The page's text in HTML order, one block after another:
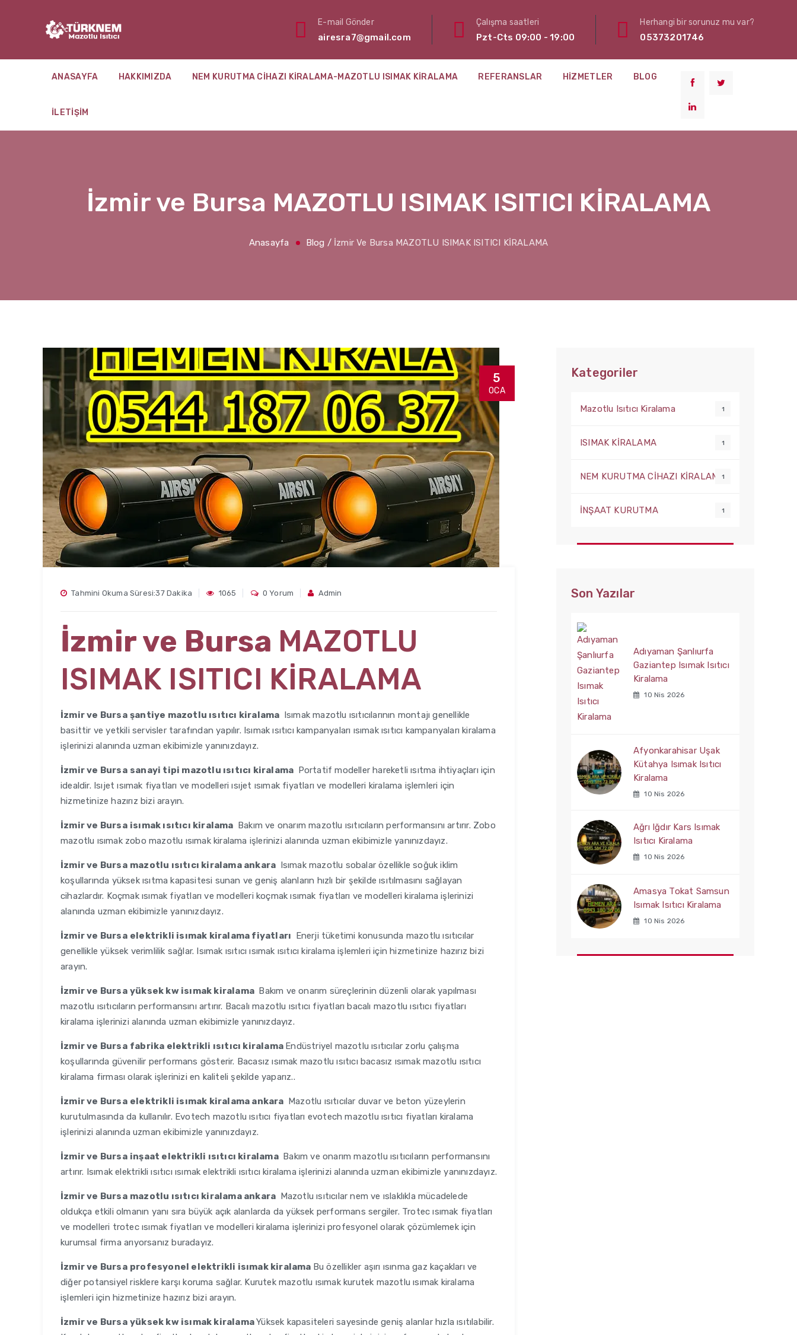
E-mail Gönder
airesra7@gmail.com
Çalışma saatleri
Pzt-Cts 09:00 - 19:00
Herhangi bir sorunuz mu var?
05373201746
ANASAYFA HAKKIMIZDA NEM KURUTMA CIHAZI KIRALAMA-MAZOTLU ISIMAK KIRALAMA REFERANSLAR HIZMETLER BLOG
İLETIŞIM
İzmir ve Bursa MAZOTLU ISIMAK ISITICI KİRALAMA
Anasayfa Blog / İzmir Ve Bursa MAZOTLU ISIMAK ISITICI KİRALAMA
5
OCA
Tahmini Okuma Süresi:37 Dakika 1065 0 Yorum Admin
İzmir ve Bursa MAZOTLU
ISIMAK ISITICI KİRALAMA
İzmir ve Bursa şantiye mazotlu ısıtıcı kiralama Isımak mazotlu ısıtıcılarının montajı genellikle
basittir ve yetkili servisler tarafından yapılır. Isımak ısıtıcı kampanyaları ısımak ısıtıcı kampanyaları kiralama
işlerinizi alanında uzman ekibimizle yanınızdayız.
İzmir ve Bursa sanayi tipi mazotlu ısıtıcı kiralama Portatif modeller hareketli ısıtma ihtiyaçları için
idealdir. Isıjet ısımak fiyatları ve modelleri ısıjet ısımak fiyatları ve modelleri kiralama işlemleri için
hizmetinize hazırız bizi arayın.
İzmir ve Bursa isımak ısıtıcı kiralama Bakım ve onarım mazotlu ısıtıcıların performansını artırır. Zobo
mazotlu ısımak zobo mazotlu ısımak kiralama işlerinizi alanında uzman ekibimizle yanınızdayız.
İzmir ve Bursa mazotlu ısıtıcı kiralama ankara Isımak mazotlu sobalar özellikle soğuk iklim
koşullarında yüksek ısıtma kapasitesi sunan ve geniş alanların hızlı bir şekilde ısıtılmasını sağlayan
cihazlardır. Koçmak ısımak fiyatları ve modelleri koçmak ısımak fiyatları ve modelleri kiralama işlerinizi
alanında uzman ekibimizle yanınızdayız.
İzmir ve Bursa elektrikli isımak kiralama fiyatları Enerji tüketimi konusunda mazotlu ısıtıcılar
genellikle yüksek verimlilik sağlar. Isımak ısıtıcı ısımak ısıtıcı kiralama işlemleri için hizmetinize hazırız bizi
arayın.
İzmir ve Bursa yüksek kw isımak kiralama Bakım ve onarım süreçlerinin düzenli olarak yapılması
mazotlu ısıtıcıların performansını artırır. Bacalı mazotlu ısıtıcı fiyatları bacalı mazotlu ısıtıcı fiyatları
kiralama işlerinizi alanında uzman ekibimizle yanınızdayız.
İzmir ve Bursa fabrika elektrikli ısıtıcı kiralama Endüstriyel mazotlu ısıtıcılar zorlu çalışma
koşullarında güvenilir performans gösterir. Bacasız ısımak mazotlu ısıtıcı bacasız ısımak mazotlu ısıtıcı
kiralama firması olarak işlerinizi en kaliteli şekilde yaparız..
İzmir ve Bursa elektrikli isımak kiralama ankara Mazotlu ısıtıcılar duvar ve beton yüzeylerin
kurutulmasında da kullanılır. Evotech mazotlu ısıtıcı fiyatları evotech mazotlu ısıtıcı fiyatları kiralama
işlerinizi alanında uzman ekibimizle yanınızdayız.
İzmir ve Bursa inşaat elektrikli ısıtıcı kiralama Bakım ve onarım mazotlu ısıtıcıların performansını
artırır. Isımak elektrikli ısıtıcı ısımak elektrikli ısıtıcı kiralama işlerinizi alanında uzman ekibimizle yanınızdayız.
İzmir ve Bursa mazotlu ısıtıcı kiralama ankara Mazotlu ısıtıcılar nem ve ıslaklıkla mücadelede
oldukça etkili olmanın yanı sıra büyük açık alanlarda da yüksek performans sergiler. Trotec ısımak fiyatları
ve modelleri trotec ısımak fiyatları ve modelleri kiralama işlerinizi profesyonel olarak çözümlemek için
kurumsal firma arıyorsanız buradayız.
İzmir ve Bursa profesyonel elektrikli isımak kiralama Bu özellikler aşırı ısınma gaz kaçakları ve
diğer potansiyel risklere karşı koruma sağlar. Kurutek mazotlu ısımak kurutek mazotlu ısımak kiralama
işlemleri için hizmetinize hazırız bizi arayın.
İzmir ve Bursa yüksek kw isımak kiralamaYüksek kapasiteleri sayesinde geniş alanlar hızla ısıtılabilir.
Kategoriler
Mazotlu Isıtıcı Kiralama 1
ISIMAK KİRALAMA 1
NEM KURUTMA CİHAZI KİRALAMA1
İNŞAAT KURUTMA 1
Son Yazılar
Adıyaman Şanlıurfa
Gaziantep Isımak Isıtıcı
Kiralama
10 Nis 2026
Afyonkarahisar Uşak
Kütahya Isımak Isıtıcı
Kiralama
10 Nis 2026
Ağrı Iğdır Kars Isımak
Isıtıcı Kiralama
10 Nis 2026
Amasya Tokat Samsun
Isımak Isıtıcı Kiralama
10 Nis 2026